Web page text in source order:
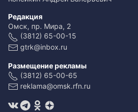
Редакция
Омск, пр. Мира, 2
(3812) 65-00-15
gtrk@inbox.ru
Размещение рекламы
(3812) 65-00-65
reklama@omsk.rfn.ru